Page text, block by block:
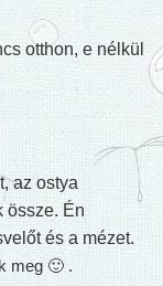
otthon, e nélkül
az ostya
össze. Én
és a mézet.
meg 🙂 .